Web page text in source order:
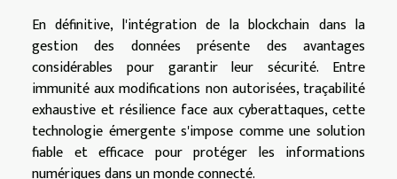
En définitive, l'intégration de la blockchain dans la
gestion des données présente des avantages
considérables pour garantir leur sécurité. Entre
immunité aux modifications non autorisées, traçabilité
exhaustive et résilience face aux cyberattaques, cette
technologie émergente s'impose comme une solution
fiable et efficace pour protéger les informations
numériques dans un monde connecté.